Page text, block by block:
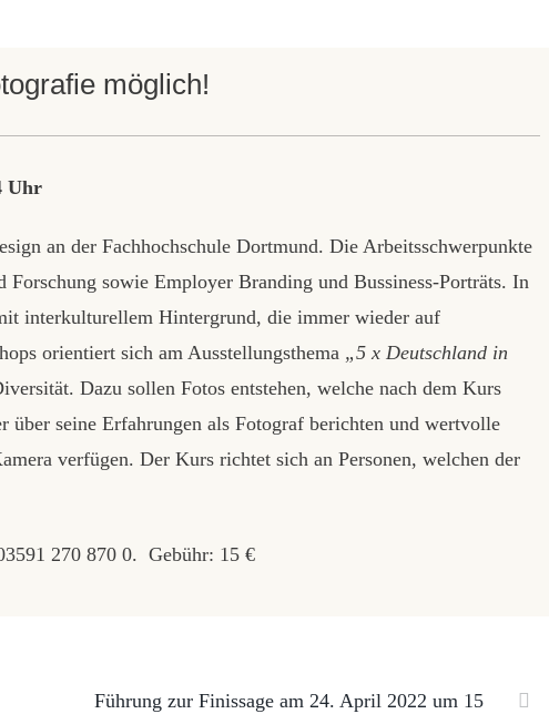
möglich!
Uhr
an der Fachhochschule Dortmund. Die Arbeitsschwerpunkte
sowie Employer Branding und Bussiness-Porträts. In
interkulturellem Hintergrund, die immer wieder auf
orientiert sich am Ausstellungsthema „5 x Deutschland in
Dazu sollen Fotos entstehen, welche nach dem Kurs
seine Erfahrungen als Fotograf berichten und wertvolle
verfügen. Der Kurs richtet sich an Personen, welchen der
270 870 0. Gebühr: 15 €
Führung zur Finissage am 24. April 2022 um 15